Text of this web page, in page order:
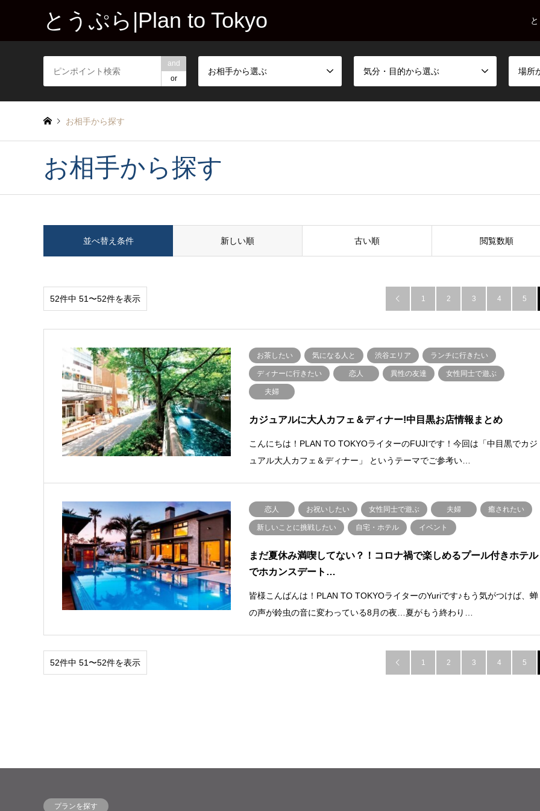
とうぷら|Plan to Tokyo
and
or
お相手から選ぶ 気分・目的から選ぶ 場所
お相手から探す
お相手から探す
並べ替え条件 新しい順 古い順 閲覧数順
52件中 51〜52件を表示  1 2 3 4 5
お茶したい 気になる人と 渋谷エリア ランチに行きたい
ディナーに行きたい 恋人 異性の友達 女性同士で遊ぶ
夫婦
カジュアルに大人カフェ＆ディナー!中目黒お店情報まとめ
こんにちは！PLAN TO TOKYOライターのFUJIです！今回は「中目黒でカジ
ュアル大人カフェ＆ディナー」 というテーマでご参考い…
恋人 お祝いしたい 女性同士で遊ぶ 夫婦 癒されたい
新しいことに挑戦したい 自宅・ホテル イベント
まだ夏休み満喫してない？！コロナ禍で楽しめるプール付きホテル
でホカンスデート…
皆様こんばんは！PLAN TO TOKYOライターのYuriです♪もう気がつけば、蝉
の声が鈴虫の音に変わっている8月の夜…夏がもう終わり…
52件中 51〜52件を表示  1 2 3 4 5
プランを探す